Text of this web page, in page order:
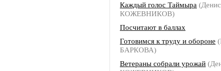
Каждый голос Таймыра (Денис
КОЖЕВНИКОВ)
Посчитают в баллах
Готовимся к труду и обороне
БАРКОВА)
Ветераны собрали урожай